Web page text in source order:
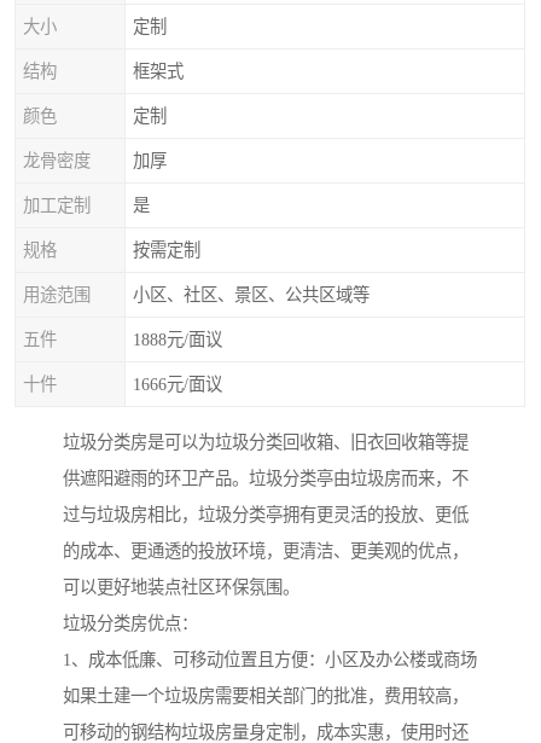
大小 定制
结构 框架式
颜色 定制
龙骨密度 加厚
加工定制 是
规格 按需定制
用途范围 小区、社区、景区、公共区域等
五件 1888元/面议
十件 1666元/面议
垃圾分类房是可以为垃圾分类回收箱、旧衣回收箱等提
供遮阳避雨的环卫产品。垃圾分类亭由垃圾房而来，不
过与垃圾房相比，垃圾分类亭拥有更灵活的投放、更低
的成本、更通透的投放环境，更清洁、更美观的优点，
可以更好地装点社区环保氛围。
垃圾分类房优点：
1、成本低廉、可移动位置且方便：小区及办公楼或商场
如果土建一个垃圾房需要相关部门的批准，费用较高，
可移动的钢结构垃圾房量身定制，成本实惠，使用时还